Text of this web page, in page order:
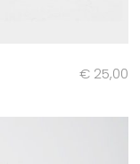
€ 25,00